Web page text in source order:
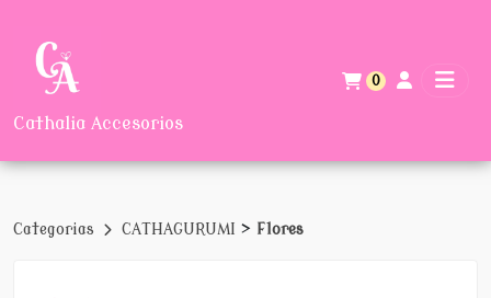
Cathalia Accesorios
0
Categorias CATHAGURUMI > Flores